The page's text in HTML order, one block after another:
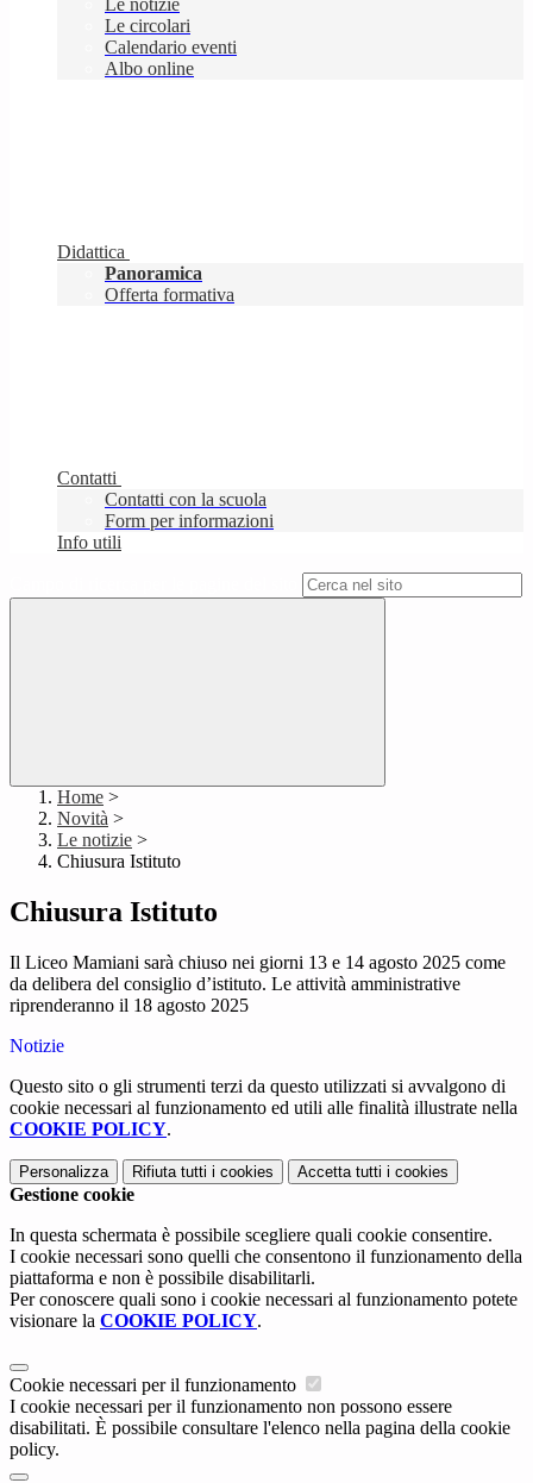
Le notizie
Le circolari
Calendario eventi
Albo online
Didattica
Panoramica
Offerta formativa
Contatti
Contatti con la scuola
Form per informazioni
Info utili
Home >
Novità >
Le notizie >
Chiusura Istituto
Chiusura Istituto
Il Liceo Mamiani sarà chiuso nei giorni 13 e 14 agosto 2025 come
da delibera del consiglio d’istituto. Le attività amministrative
riprenderanno il 18 agosto 2025
Notizie
Questo sito o gli strumenti terzi da questo utilizzati si avvalgono di
cookie necessari al funzionamento ed utili alle finalità illustrate nella
COOKIE POLICY.
Personalizza Rifiuta tutti i cookies Accetta tutti i cookies
Gestione cookie
In questa schermata è possibile scegliere quali cookie consentire.
I cookie necessari sono quelli che consentono il funzionamento della
piattaforma e non è possibile disabilitarli.
Per conoscere quali sono i cookie necessari al funzionamento potete
visionare la COOKIE POLICY.
Cookie necessari per il funzionamento
I cookie necessari per il funzionamento non possono essere
disabilitati. È possibile consultare l'elenco nella pagina della cookie
policy.